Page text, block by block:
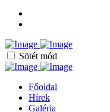
Sötét mód
Főoldal
Hírek
Galéria